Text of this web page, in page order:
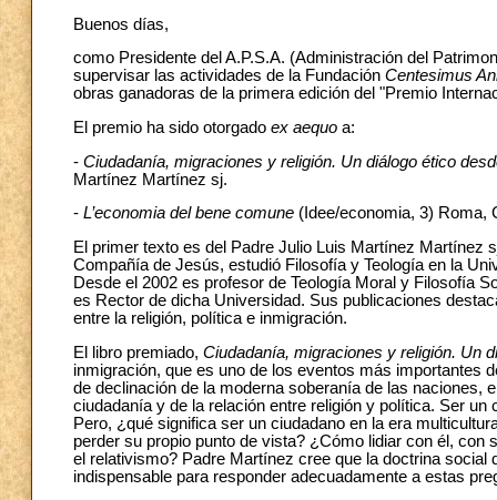
Buenos días,
como Presidente del A.P.S.A. (Administración del
supervisar las actividades de la Fundación Centesimus
obras ganadoras de la primera edición del "Premio
El premio ha sido otorgado ex aequo a:
- Ciudadanía, migraciones y religión. Un diálogo ético
Martínez Martínez sj.
- L’economia del bene comune (Idee/economia, 3) Roma,
El primer texto es del Padre Julio Luis Martínez Martínez
Compañía de Jesús, estudió Filosofía y Teología en la
Desde el 2002 es profesor de Teología Moral y Filosofía
es Rector de dicha Universidad. Sus publicaciones
entre la religión, política e inmigración.
El libro premiado, Ciudadanía, migraciones y religión. Un
inmigración, que es uno de los eventos más importantes
de declinación de la moderna soberanía de las naciones,
ciudadanía y de la relación entre religión y política. Ser
Pero, ¿qué significa ser un ciudadano en la era
perder su propio punto de vista? ¿Cómo lidiar con él,
el relativismo? Padre Martínez cree que la doctrina social
indispensable para responder adecuadamente a estas